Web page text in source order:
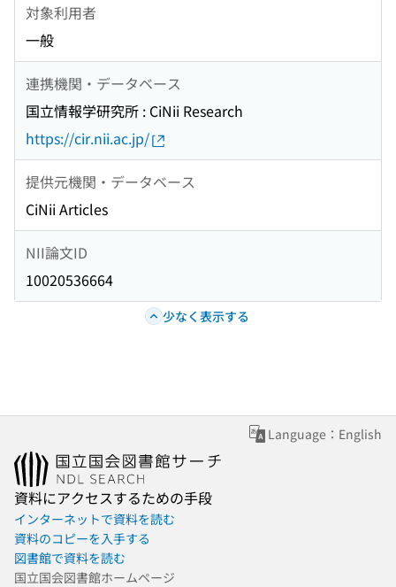
対象利用者
一般
連携機関・データベース
国立情報学研究所 : CiNii Research
https://cir.nii.ac.jp/
提供元機関・データベース
CiNii Articles
NII論文ID
10020536664
少なく表示する
Language：English
資料にアクセスするための手段
インターネットで資料を読む
資料のコピーを入手する
図書館で資料を読む
国立国会図書館ホームページ